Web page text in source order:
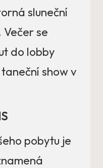
sluneční
se
do lobby
show v
pobytu je